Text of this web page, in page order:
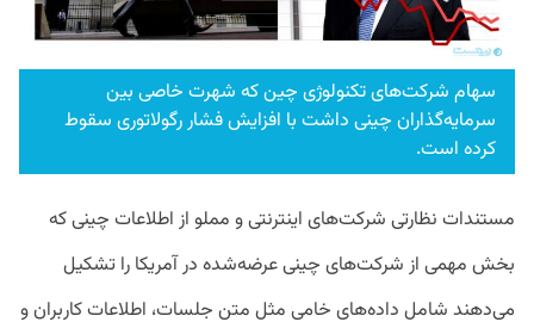
سهام شرکت‌های تکنولوژی چین که شهرت خاصی بین
سرمایه‌گذاران چینی داشت با افزایش فشار رگولاتوری سقوط
کرده است.
مستندات نظارتی شرکت‌های اینترنتی و مملو از اطلاعات چینی که
بخش مهمی از شرکت‌های چینی عرضه‌شده در آمریکا را تشکیل
می‌دهند شامل داده‌های خامی مثل متن جلسات، اطلاعات کاربران و